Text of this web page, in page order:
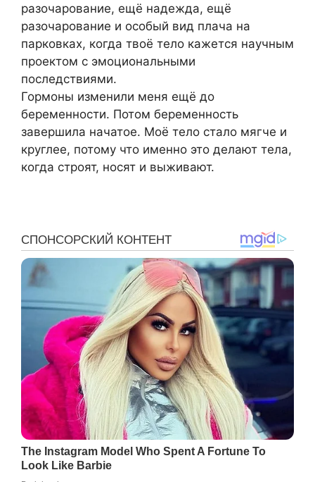
разочарование, ещё надежда, ещё
разочарование и особый вид плача на
парковках, когда твоё тело кажется научным
проектом с эмоциональными
последствиями.
Гормоны изменили меня ещё до
беременности. Потом беременность
завершила начатое. Моё тело стало мягче и
круглее, потому что именно это делают тела,
когда строят, носят и выживают.